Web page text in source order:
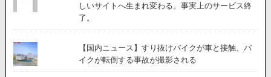
しいサイトへ生まれ変わる。事実上のサービス終
了。
【国内ニュース】すり抜けバイクが車と接触、バ
イクが転倒する事故が撮影される